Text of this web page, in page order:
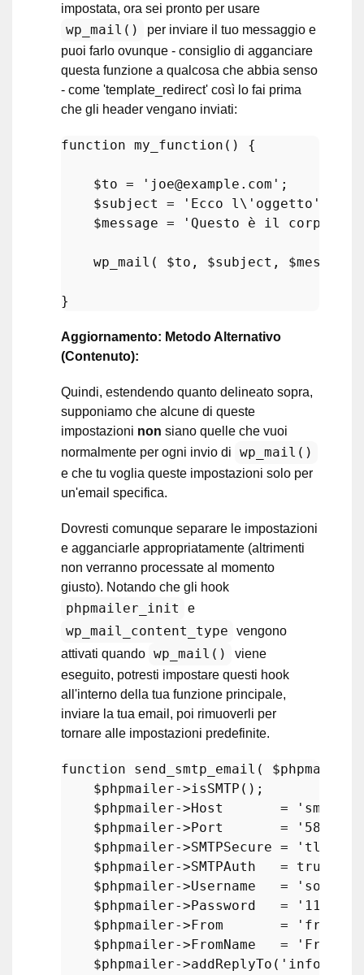
impostata, ora sei pronto per usare
wp_mail()
per inviare il tuo messaggio e
puoi farlo ovunque - consiglio di agganciare
questa funzione a qualcosa che abbia senso
- come 'template_redirect' così lo fai prima
che gli header vengano inviati:
function my_function ( ) {
$to = 'joe@example.com' ;
$subject
= 'Ecco l\'oggetto'
$message = 'Questo è il corpo del
wp_mail ( $to , $subject , $message
Aggiornamento: Metodo Alternativo
(Contenuto):
Quindi, estendendo quanto delineato sopra,
supponiamo che alcune di queste
impostazioni non siano quelle che vuoi
normalmente per ogni invio di
wp_mail()
e che tu voglia queste impostazioni solo per
un'email specifica.
Dovresti comunque separare le impostazioni
e agganciarle appropriatamente (altrimenti
non verranno processate al momento
giusto). Notando che gli hook
phpmailer_init e
wp_mail_content_type
vengono
attivati quando wp_mail()
viene
eseguito, potresti impostare questi hook
all'interno della tua funzione principale,
inviare la tua email, poi rimuoverli per
tornare alle impostazioni predefinite.
function send_smtp_email ( $phpmailer
$phpmailer->isSMTP ();
$phpmailer->Host       =
$phpmailer->Port       = '587'
$phpmailer->SMTPSecure = 'tls'
$phpmailer->SMTPAuth   = true
$phpmailer->Username   =
$phpmailer->Password   =
$phpmailer->From       =
$phpmailer->FromName   =
'From
$phpmailer->addReplyTo (